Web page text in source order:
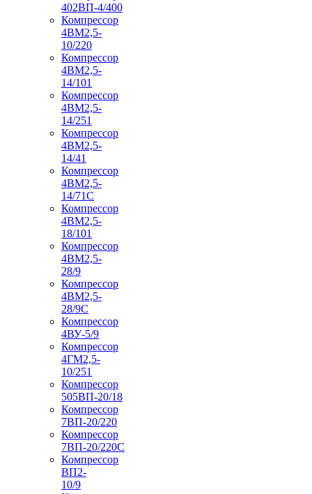
402ВП-4/400
Компрессор
4ВМ2,5-
10/220
Компрессор
4ВМ2,5-
14/101
Компрессор
4ВМ2,5-
14/251
Компрессор
4ВМ2,5-
14/41
Компрессор
4ВМ2,5-
14/71C
Компрессор
4ВМ2,5-
18/101
Компрессор
4ВМ2,5-
28/9
Компрессор
4ВМ2,5-
28/9С
Компрессор
4ВУ-5/9
Компрессор
4ГМ2,5-
10/251
Компрессор
505ВП-20/18
Компрессор
7ВП-20/220
Компрессор
7ВП-20/220С
Компрессор
ВП2-
10/9